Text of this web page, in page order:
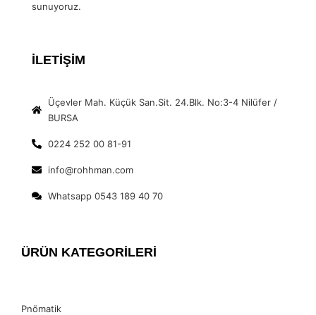
sunuyoruz.
İLETİŞİM
Üçevler Mah. Küçük San.Sit. 24.Blk. No:3-4 Nilüfer /
BURSA
0224 252 00 81-91
info@rohhman.com
Whatsapp 0543 189 40 70
ÜRÜN KATEGORİLERİ
Pnömatik